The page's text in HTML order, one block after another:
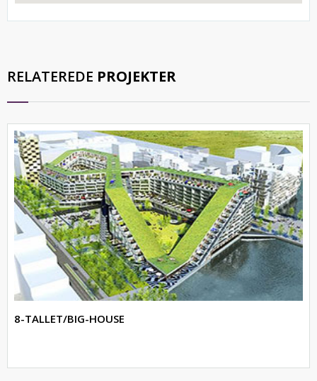
RELATEREDE PROJEKTER
8-TALLET/BIG-HOUSE